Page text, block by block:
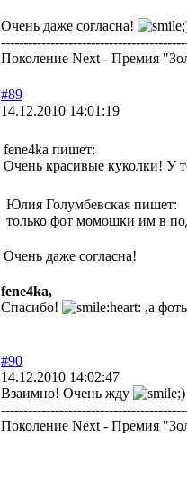
Очень даже согласна!
Поколение Next - Премия
#89
14.12.2010 14:01:19
fene4ka пишет:
Очень красивые куколки! У
Юлия Голумбевская пишет:
только фот момошки им в
Очень даже согласна!
fene4ka,
Спасибо!
,а
#90
14.12.2010 14:02:47
Взаимно! Очень жду
Поколение Next - Премия